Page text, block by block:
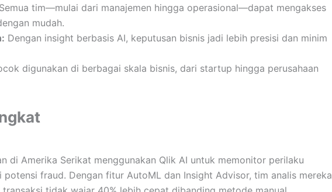
Semua tim—mulai dari manajemen hingga operasional—dapat mengakses
mudah.
Dengan insight berbasis AI, keputusan bisnis jadi lebih presisi dan minim
digunakan di berbagai skala bisnis, dari startup hingga perusahaan
di Amerika Serikat menggunakan Qlik AI untuk memonitor perilaku
potensi fraud. Dengan fitur AutoML dan Insight Advisor, tim analis mereka